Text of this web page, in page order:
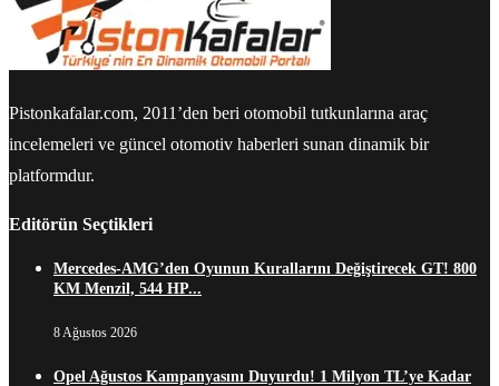
Pistonkafalar.com, 2011’den beri otomobil tutkunlarına araç
incelemeleri ve güncel otomotiv haberleri sunan dinamik bir
platformdur.
Editörün Seçtikleri
Mercedes-AMG’den Oyunun Kurallarını Değiştirecek GT! 800
KM Menzil, 544 HP...
8 Ağustos 2026
Opel Ağustos Kampanyasını Duyurdu! 1 Milyon TL’ye Kadar